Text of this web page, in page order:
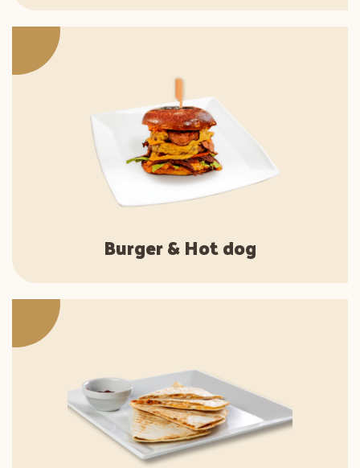
Burger & Hot dog